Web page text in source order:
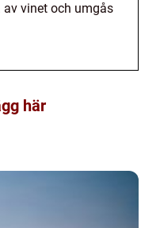
vinet och umgås
här